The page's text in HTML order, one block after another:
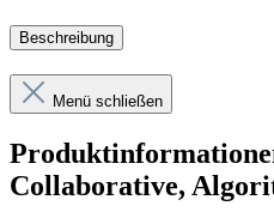
Beschreibung
Menü schließen
Collaborative,